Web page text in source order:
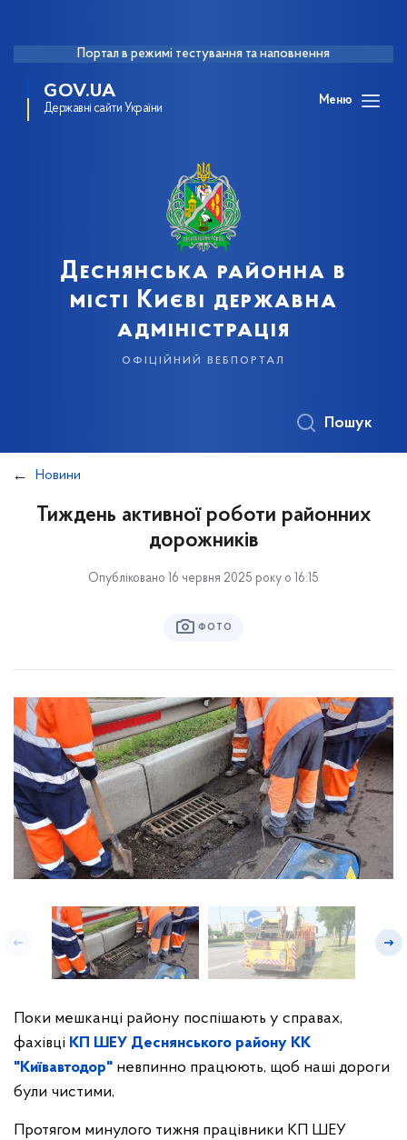
Портал в режимі тестування та наповнення
GOV.UA
Державні сайти України
Меню
Деснянська районна в
місті Києві державна
адміністрація
офіційний вебпортал
Пошук
Новини
Тиждень активної роботи районних
дорожників
Опубліковано 16 червня 2025 року о 16:15
ФОТО
Поки мешканці району поспішають у справах,
фахівці КП ШЕУ Деснянського району КК
"Київавтодор" невпинно працюють, щоб наші дороги
були чистими,
Протягом минулого тижня працівники КП ШЕУ